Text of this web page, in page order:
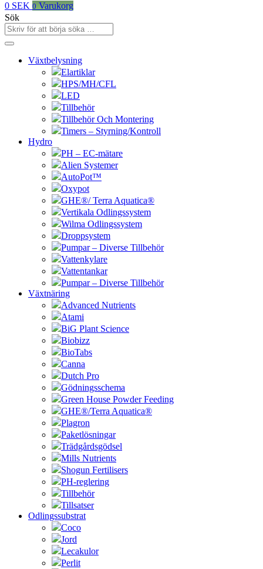
0 SEK 0 Varukorg
Sök
Växtbelysning
Elartiklar
HPS/MH/CFL
LED
Tillbehör
Tillbehör Och Montering
Timers – Styrning/Kontroll
Hydro
PH – EC-mätare
Alien Systemer
AutoPot™
Oxypot
GHE®/ Terra Aquatica®
Vertikala Odlingssystem
Wilma Odlingssystem
Droppsystem
Pumpar – Diverse Tillbehör
Vattenkylare
Vattentankar
Pumpar – Diverse Tillbehör
Växtnäring
Advanced Nutrients
Atami
BiG Plant Science
Biobizz
BioTabs
Canna
Dutch Pro
Gödningsschema
Green House Powder Feeding
GHE®/Terra Aquatica®
Plagron
Paketlösningar
Trädgårdsgödsel
Mills Nutrients
Shogun Fertilisers
PH-reglering
Tillbehör
Tillsatser
Odlingssubstrat
Coco
Jord
Lecakulor
Perlit